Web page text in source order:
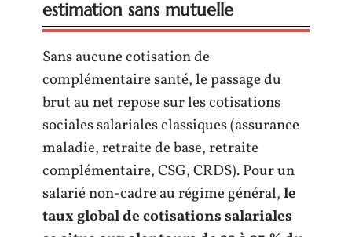
estimation sans mutuelle
Sans aucune cotisation de
complémentaire santé, le passage du
brut au net repose sur les cotisations
sociales salariales classiques (assurance
maladie, retraite de base, retraite
complémentaire, CSG, CRDS). Pour un
salarié non-cadre au régime général,le
taux global de cotisations salariales